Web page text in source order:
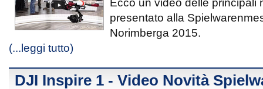
Ecco un video delle principali
presentato alla
Norimberga 2015.
(...leggi tutto)
DJI Inspire 1 - Video Novità